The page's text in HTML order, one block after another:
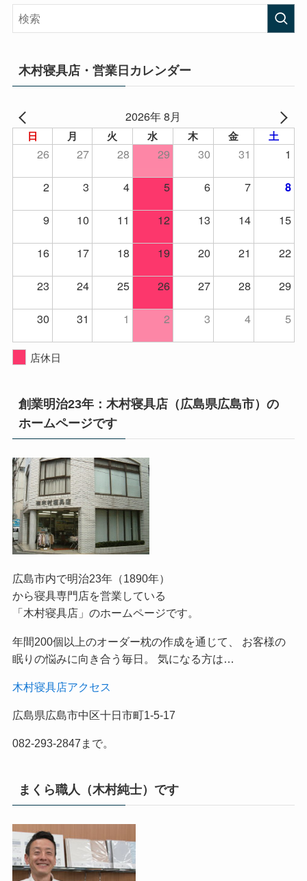
木村寝具店・営業日カレンダー
2026年 8月
日 月 火 水 木 金 土
26 27 28 29 30 31
1
2
3 4 5 6 7 8
9 10 11 12 13 14
15
16
17 18 19 20 21
22
23
24 25 26 27 28
29
30
31 1 2 3 4 5
店休日
創業明治23年：木村寝具店（広島県広島市）の
ホームページです
広島市内で明治23年（1890年）
から寝具専門店を営業している
「木村寝具店」のホームページです。
年間200個以上のオーダー枕の作成を通じて、 お客様の
眠りの悩みに向き合う毎日。 気になる方は…
木村寝具店アクセス
広島県広島市中区十日市町1-5-17
082-293-2847まで。
まくら職人（木村純士）です